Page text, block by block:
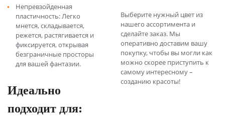
Непревзойденная
пластичность: Легко
мнется, складывается,
режется, растягивается и
фиксируется, открывая
безграничные просторы
для вашей фантазии.
Идеально
подходит для:
Выберите нужный цвет из
нашего ассортимента и
сделайте заказ. Мы
оперативно доставим вашу
покупку, чтобы вы могли как
можно скорее приступить к
самому интересному –
созданию красоты!